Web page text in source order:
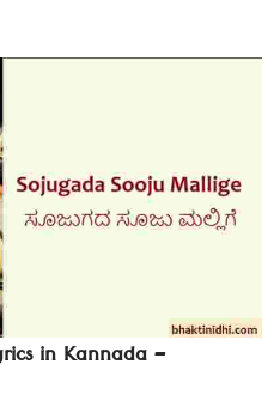
in Kannada –